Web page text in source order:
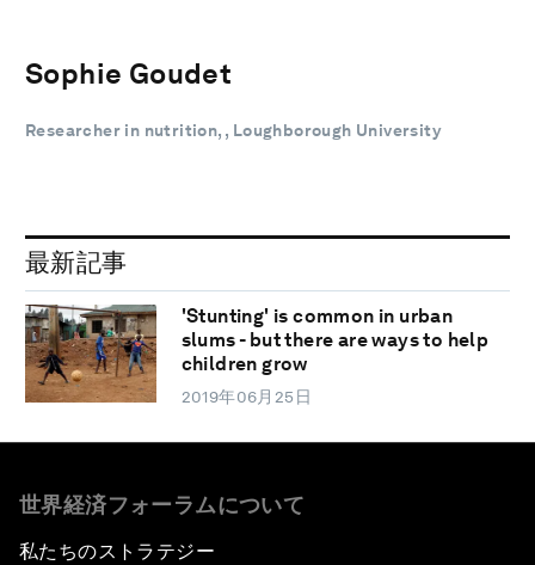
Sophie Goudet
Researcher in nutrition, , Loughborough University
最新記事
'Stunting' is common in urban
slums - but there are ways to help
children grow
2019年06月25日
世界経済フォーラムについて
私たちのストラテジー